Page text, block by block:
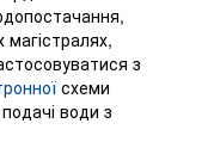
магістралях,
з
схеми
води з